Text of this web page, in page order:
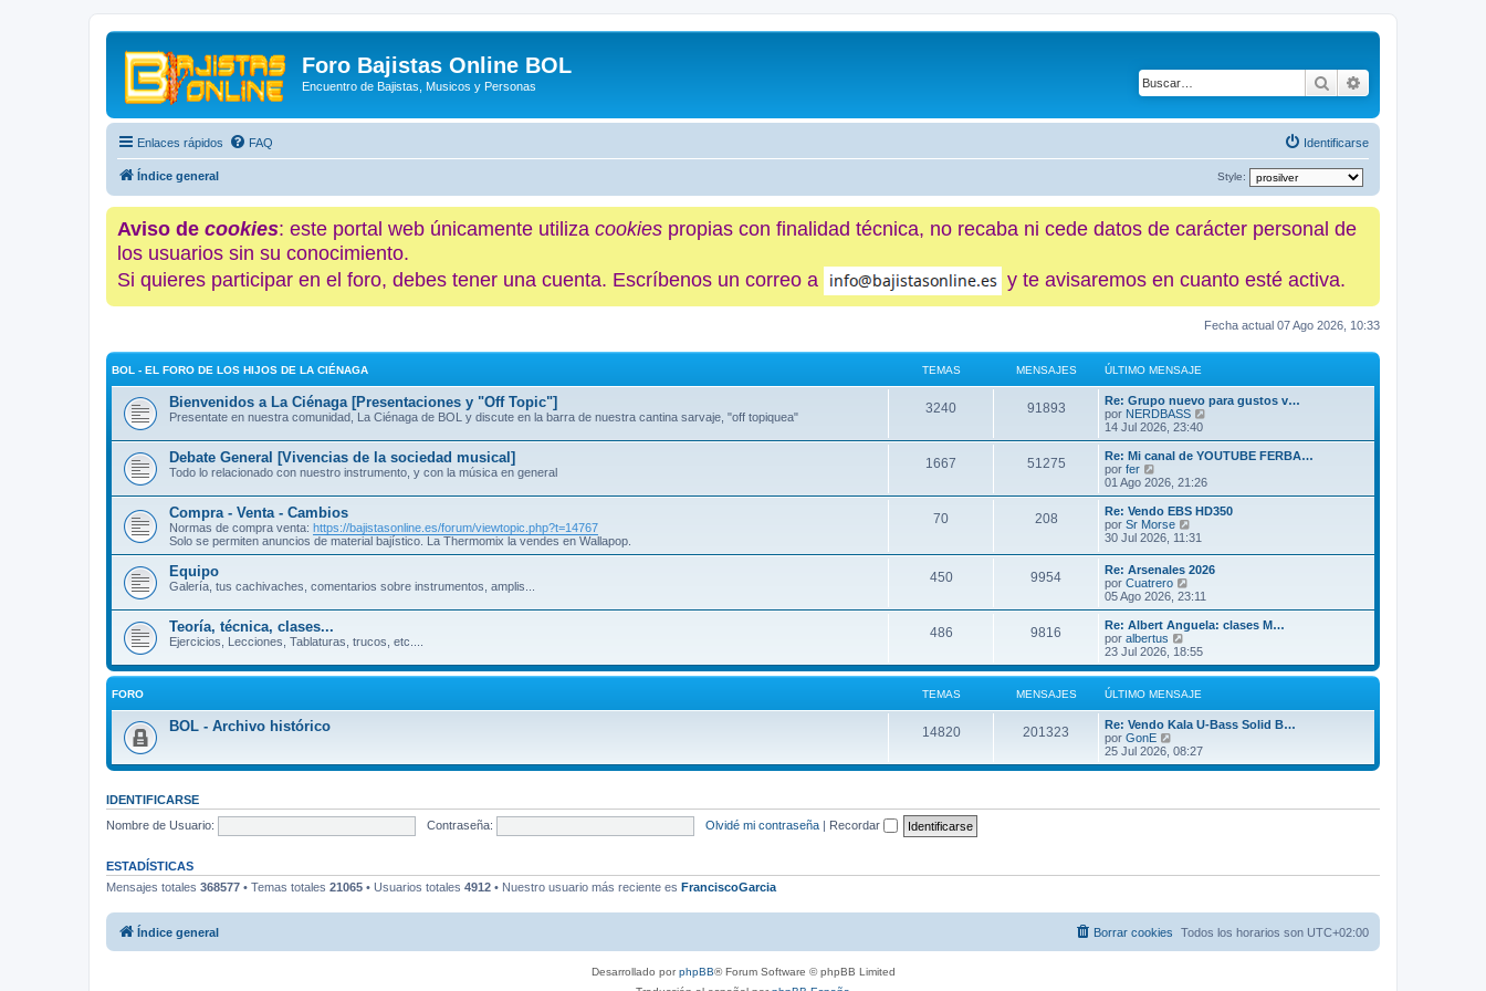
Foro Bajistas Online BOL
Encuentro de Bajistas, Musicos y Personas Buscar
Enlaces rápidos FAQ Identificarse
Índice general Style:
Aviso de cookies: este portal web únicamente utiliza cookies propias con finalidad técnica, no recaba ni cede datos de carácter personal de
los usuarios sin su conocimiento.
Si quieres participar en el foro, debes tener una cuenta. Escríbenos un correo a
y te avisaremos en cuanto esté activa.
Fecha actual 07 Ago 2026, 10:33
BOL - EL FORO DE LOS HIJOS DE LA CIÉNAGA TEMAS MENSAJES ÚLTIMO MENSAJE
Bienvenidos a La Ciénaga [Presentaciones y "Off Topic"]
Presentate en nuestra comunidad, La Ciénaga de BOL y discute en la barra de nuestra cantina sarvaje, "off topiquea"
3240 91893
Re: Grupo nuevo para gustos v…
por NERDBASS
r
ú
t
m
o
n
s
e
14 Jul 2026, 23:40
Debate General [Vivencias de la sociedad musical]
Todo lo relacionado con nuestro instrumento, y con la música en general
1667 51275
Re: Mi canal de YOUTUBE FERBA…
por fer
e
r
ú
l
t
m
o
m
e
n
s
a
j
e
01 Ago 2026, 21:26
Compra - Venta - Cambios
Normas de compra venta: https://bajistasonline.es/forum/viewtopic.php?t=14767
Solo se permiten anuncios de material bajístico. La Thermomix la vendes en Wallapop.
70 208
Re: Vendo EBS HD350
por Sr Morse
e
ú
l
i
o
e
n
s
a
j
e
30 Jul 2026, 11:31
Equipo
Galería, tus cachivaches, comentarios sobre instrumentos, amplis...
450 9954
Re: Arsenales 2026
por Cuatrero
e
r
ú
l
t
m
o
m
e
n
a
j
05 Ago 2026, 23:11
Teoría, técnica, clases...
Ejercicios, Lecciones, Tablaturas, trucos, etc....
486 9816
Re: Albert Anguela: clases M…
por albertus
e
r
ú
l
m
m
e
a
23 Jul 2026, 18:55
FORO TEMAS MENSAJES ÚLTIMO MENSAJE
BOL - Archivo histórico 14820 201323
Re: Vendo Kala U-Bass Solid B…
por GonE
e
r
25 Jul 2026, 08:27
IDENTIFICARSE
Nombre de Usuario:
Contraseña: Olvidé mi contraseña | Recordar
ESTADÍSTICAS
Mensajes totales 368577 • Temas totales 21065 • Usuarios totales 4912 • Nuestro usuario más reciente es FranciscoGarcia
Índice general Todos los horarios son UTC+02:00
Borrar cookies
Desarrollado porphpBB® Forum Software © phpBB Limited